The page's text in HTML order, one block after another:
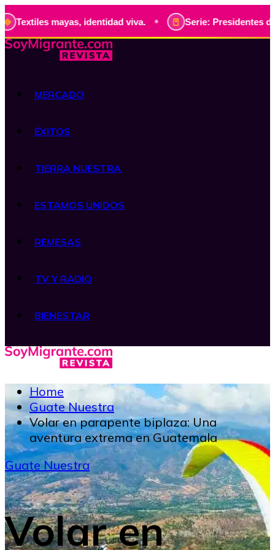
mayas, identidad viva. • Serie: Presidentes de
MERCADO
ÉXITOS
TIERRA NUESTRA
ESTAMOS UNIDOS
REMESAS
TV Y RADIO
BIENESTAR
Home
Guate Nuestra
Volar en parapente biplaza: Una
aventura extrema en Guatemala
Guate Nuestra
Volar en